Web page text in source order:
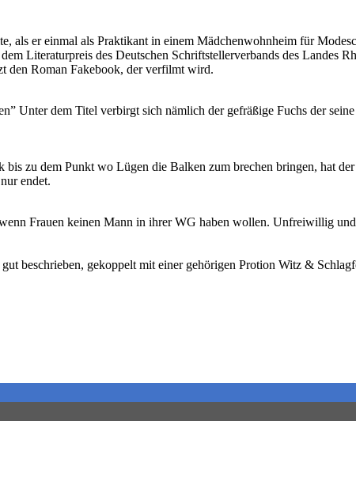
als er einmal als Praktikant in einem Mädchenwohnheim für
Literaturpreis des Deutschen Schriftstellerverbands des Landes
den Roman Fakebook, der verfilmt wird.
Unter dem Titel verbirgt sich nämlich der gefräßige Fuchs der
zu dem Punkt wo Lügen die Balken zum brechen bringen, hat
endet.
Frauen keinen Mann in ihrer WG haben wollen. Unfreiwillig
beschrieben, gekoppelt mit einer gehörigen Protion Witz &